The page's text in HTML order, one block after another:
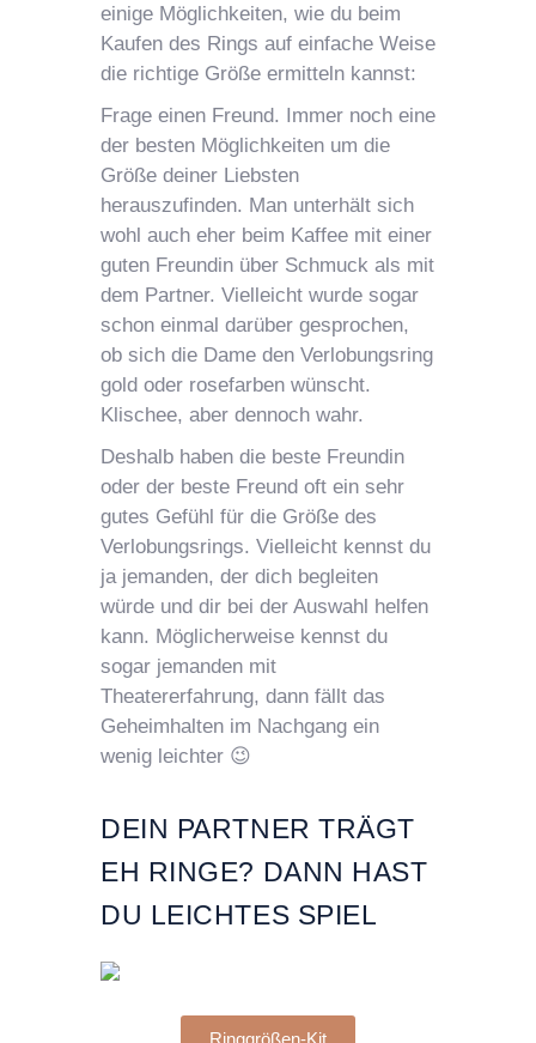
einige Möglichkeiten, wie du beim
Kaufen des Rings auf einfache Weise
die richtige Größe ermitteln kannst:
Frage einen Freund. Immer noch eine
der besten Möglichkeiten um die
Größe deiner Liebsten
herauszufinden. Man unterhält sich
wohl auch eher beim Kaffee mit einer
guten Freundin über Schmuck als mit
dem Partner. Vielleicht wurde sogar
schon einmal darüber gesprochen,
ob sich die Dame den Verlobungsring
gold oder rosefarben wünscht.
Klischee, aber dennoch wahr.
Deshalb haben die beste Freundin
oder der beste Freund oft ein sehr
gutes Gefühl für die Größe des
Verlobungsrings. Vielleicht kennst du
ja jemanden, der dich begleiten
würde und dir bei der Auswahl helfen
kann. Möglicherweise kennst du
sogar jemanden mit
Theatererfahrung, dann fällt das
Geheimhalten im Nachgang ein
wenig leichter 😉
DEIN PARTNER TRÄGT
EH RINGE? DANN HAST
DU LEICHTES SPIEL